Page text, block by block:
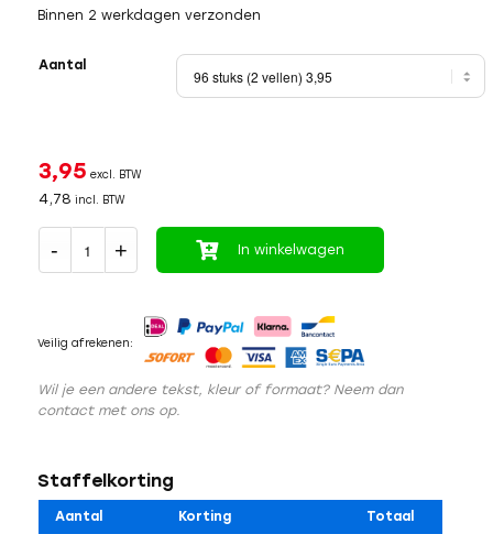
Binnen 2 werkdagen verzonden
Aantal
3,95 excl. BTW
4,78 incl. BTW
In winkelwagen
Veilig afrekenen:
Wil je een andere tekst, kleur of formaat? Neem dan
contact met ons op.
Staffelkorting
Aantal Korting Totaal